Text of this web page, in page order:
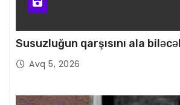
Susuzluğun qarşısını ala
Avq 5, 2026